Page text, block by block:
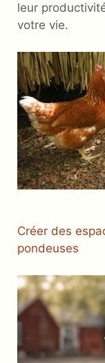
leur
votre vie.
Créer des
pondeuses